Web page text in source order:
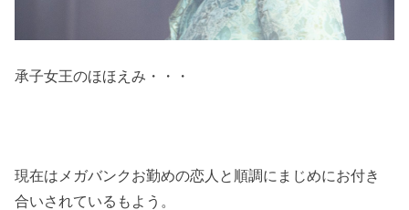
承子女王のほほえみ・・・
現在はメガバンクお勤めの恋人と順調にまじめにお付き
合いされているもよう。